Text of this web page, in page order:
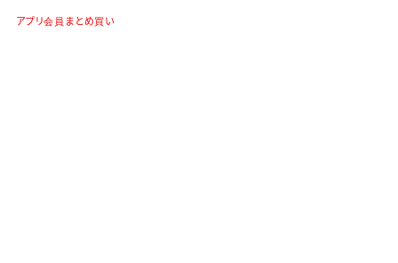
アプリ会員まとめ買い